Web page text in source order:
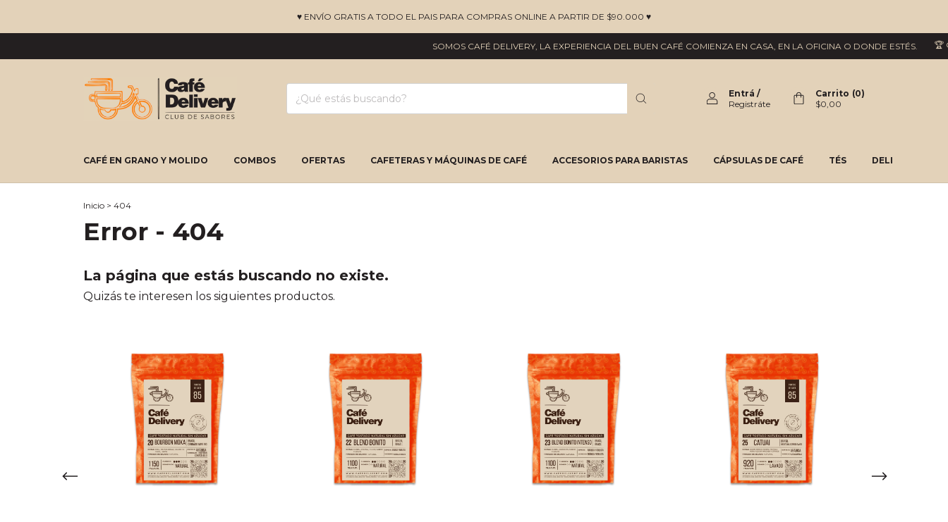
♥ ENVÍO GRATIS A TODO EL PAIS PARA COMPRAS ONLINE A PARTIR DE $90.000 ♥
SOMOS CAFÉ DELIVERY, LA EXPERIENCIA DEL BUEN CAFÉ COMIENZA EN CASA, EN LA OFICINA O DONDE ESTÉS. 🏆
Entrá /
Registráte
Carrito (0)
$0,00
CAFÉ EN GRANO Y MOLIDO COMBOS OFERTAS CAFETERAS Y MÁQUINAS DE CAFÉ ACCESORIOS PARA BARISTAS CÁPSULAS DE CAFÉ TÉS DELI
Inicio > 404
Error - 404
La página que estás buscando no existe.
Quizás te interesen los siguientes productos.